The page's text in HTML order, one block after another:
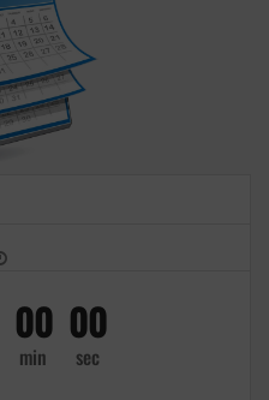
00
min
00
sec